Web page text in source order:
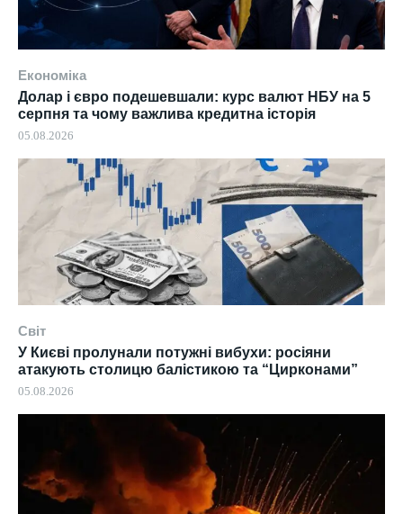
Економіка
Долар і євро подешевшали: курс валют НБУ на 5
серпня та чому важлива кредитна історія
05.08.2026
Світ
У Києві пролунали потужні вибухи: росіяни
атакують столицю балістикою та “Цирконами”
05.08.2026